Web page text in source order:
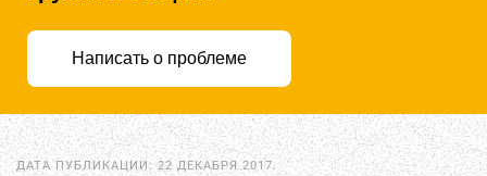
Написать о проблеме
ДАТА ПУБЛИКАЦИИ:22 ДЕКАБРЯ 2017.